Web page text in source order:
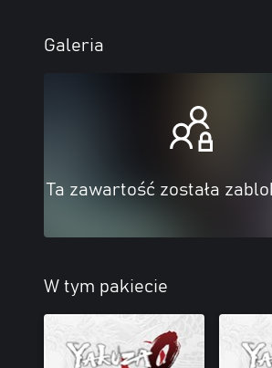
Galeria
Ta zawartość została
W tym pakiecie